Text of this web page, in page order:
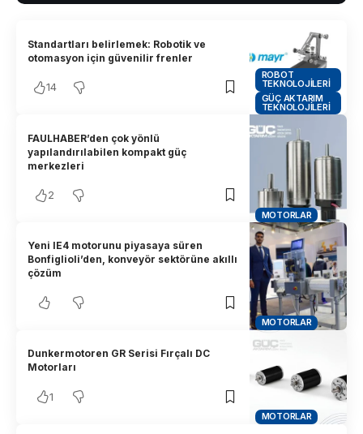
ROBOT
TEKNOLOJILERI
GÜÇ AKTARIM
TEKNOLOJILERI
Standartları belirlemek: Robotik ve
otomasyon için güvenilir frenler
14
MOTORLAR
FAULHABER’den çok yönlü
yapılandırılabilen kompakt güç
merkezleri
2
MOTORLAR
Yeni IE4 motorunu piyasaya süren
Bonfiglioli’den, konveyör sektörüne akıllı
çözüm
MOTORLAR
Dunkermotoren GR Serisi Fırçalı DC
Motorları
1